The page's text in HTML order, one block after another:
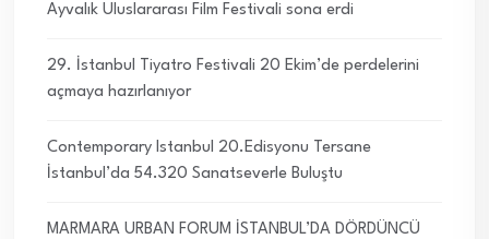
Ayvalık Uluslararası Film Festivali sona erdi
29. İstanbul Tiyatro Festivali 20 Ekim’de perdelerini
açmaya hazırlanıyor
Contemporary Istanbul 20.Edisyonu Tersane
İstanbul’da 54.320 Sanatseverle Buluştu
MARMARA URBAN FORUM İSTANBUL’DA DÖRDÜNCÜ